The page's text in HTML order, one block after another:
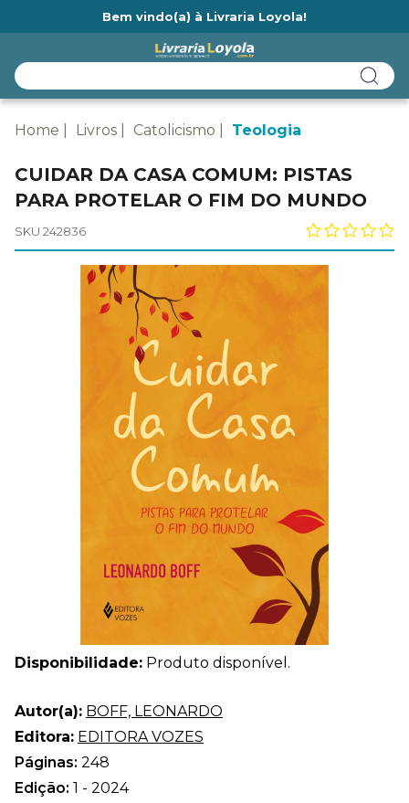
Bem vindo(a) à Livraria Loyola!
Home Livros Catolicismo Teologia
CUIDAR DA CASA COMUM: PISTAS
PARA PROTELAR O FIM DO MUNDO
SKU 242836
Disponibilidade: Produto disponível.
Autor(a): BOFF, LEONARDO
Editora: EDITORA VOZES
Páginas: 248
Edição: 1 - 2024